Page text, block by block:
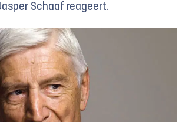
Schaaf reageert.